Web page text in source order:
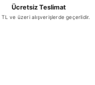
Ücretsiz Teslimat
TL ve üzeri alışverişlerde geçerlidir.